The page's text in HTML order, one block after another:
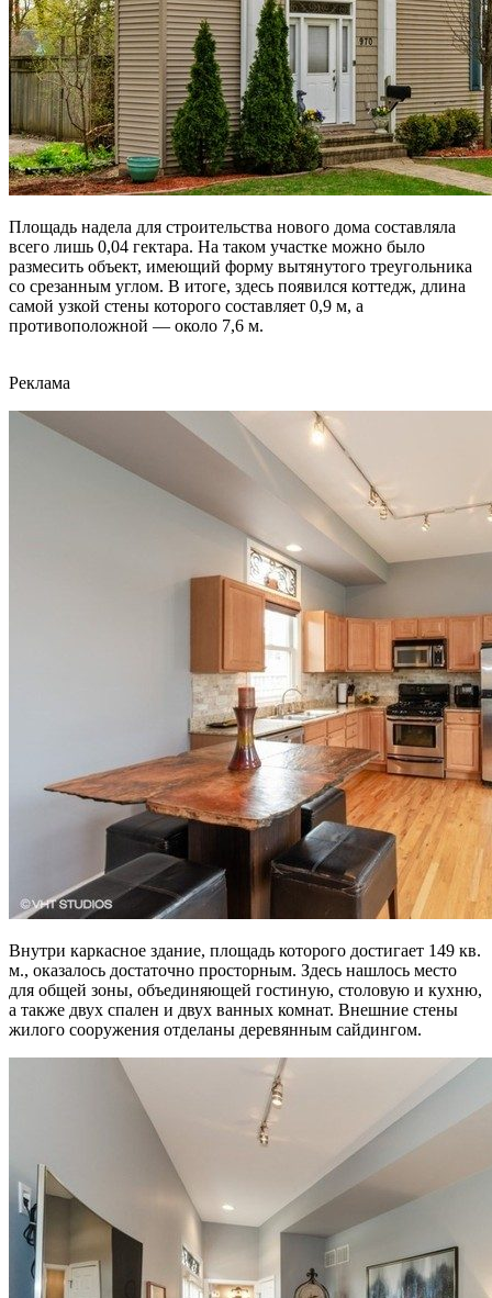
Площадь надела для строительства нового дома составляла
всего лишь 0,04 гектара. На таком участке можно было
размесить объект, имеющий форму вытянутого треугольника
со срезанным углом. В итоге, здесь появился коттедж, длина
самой узкой стены которого составляет 0,9 м, а
противоположной — около 7,6 м.
Реклама
Внутри каркасное здание, площадь которого достигает 149 кв.
м., оказалось достаточно просторным. Здесь нашлось место
для общей зоны, объединяющей гостиную, столовую и кухню,
а также двух спален и двух ванных комнат. Внешние стены
жилого сооружения отделаны деревянным сайдингом.